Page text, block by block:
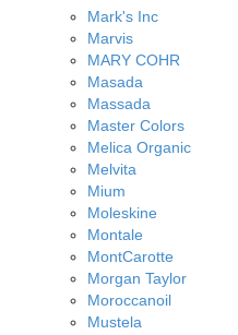
Mark's Inc
Marvis
MARY COHR
Masada
Massada
Master Colors
Melica Organic
Melvita
Mium
Moleskine
Montale
MontCarotte
Morgan Taylor
Moroccanoil
Mustela